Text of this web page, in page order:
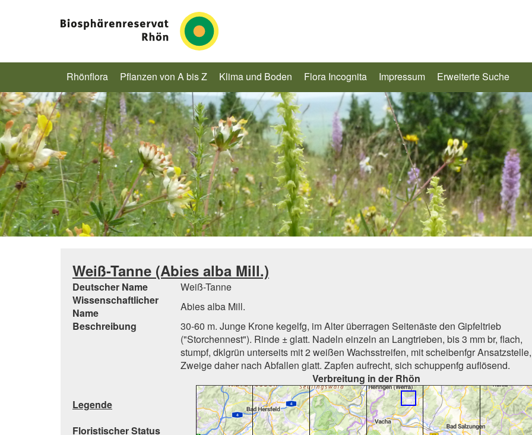
Rhönflora Pflanzen von A bis Z Klima und Boden Flora Incognita Impressum Erweiterte Suche
Weiß-Tanne (Abies alba Mill.)
Deutscher Name
Weiß-Tanne
Wissenschaftlicher
Name
Abies alba Mill.
Beschreibung
30-60 m. Junge Krone kegelfg, im Alter überragen Seitenäste den Gipfeltrieb
("Storchennest"). Rinde ± glatt. Nadeln einzeln an Langtrieben, bis 3 mm br, flach,
stumpf, dklgrün unterseits mit 2 weißen Wachsstreifen, mit scheibenfgr Ansatzstelle,
Zweige daher nach Abfallen glatt. Zapfen aufrecht, sich schuppenfg auflösend.
Verbreitung in der Rhön
Legende
Floristischer Status